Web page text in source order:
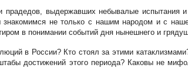
выдержавших небывалые испытания и
не только с нашим народом и с
в понимании событий дня нынешнего и
в России? Кто стоял за этими
достижений этого периода? Каковы не